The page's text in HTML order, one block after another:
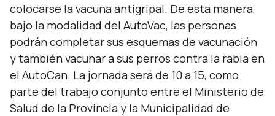
colocarse la vacuna antigripal. De esta manera,
bajo la modalidad del AutoVac, las personas
podrán completar sus esquemas de vacunación
y también vacunar a sus perros contra la rabia en
el AutoCan. La jornada será de 10 a 15, como
parte del trabajo conjunto entre el Ministerio de
Salud de la Provincia y la Municipalidad de